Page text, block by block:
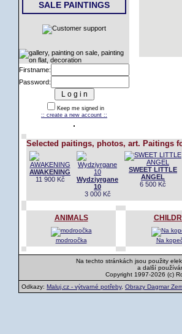
SALE PAINTINGS
Firstname:
Password:
Keep me signed in
:: create a new account ::
Selected paitings, photos, art. Paitings
AWAKENING
11 900 Kč
Wydziyrgane
10
3 000 Kč
SWEET LITTLE
ANGEL
6 500 Kč
ANIMALS
modroočka Na
Na techto stránkách jsou použity
a další
Copyright 1997-2026 (c)
Odkazy: Maluj.cz - výtvarné potřeby, Obrazy Dagmar